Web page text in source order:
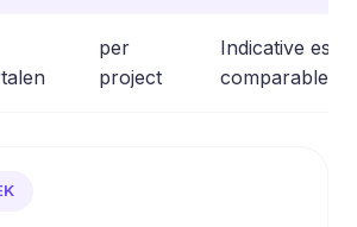
per
project
Indicative
comparable